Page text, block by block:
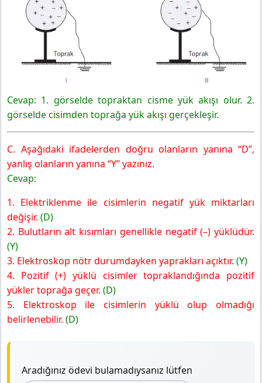
Cevap: 1. görselde topraktan cisme yük akışı olur. 2.
görselde cisimden toprağa yük akışı gerçekleşir.
C. Aşağıdaki ifadelerden doğru olanların yanına “D”,
yanlış olanların yanına “Y” yazınız.
Cevap:
1. Elektriklenme ile cisimlerin negatif yük miktarları
değişir. (D)
2. Bulutların alt kısımları genellikle negatif (–) yüklüdür.
(Y)
3. Elektroskop nötr durumdayken yaprakları açıktır. (Y)
4. Pozitif (+) yüklü cisimler topraklandığında pozitif
yükler toprağa geçer. (D)
5. Elektroskop ile cisimlerin yüklü olup olmadığı
belirlenebilir. (D)
Aradığınız ödevi bulamadıysanız lütfen